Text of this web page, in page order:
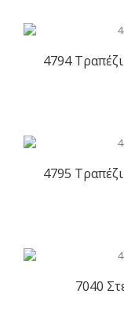
4794
4795
7040